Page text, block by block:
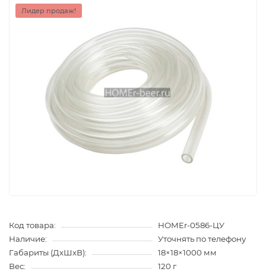
Лидер продаж!
Код товара:
HOMEr-0586-ЦУ
Наличие:
Уточнять по телефону
Габариты (ДхШхВ):
18×18×1000 мм
Вес:
120 г